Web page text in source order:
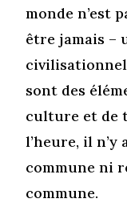
monde n’est
être jamais –
sont des
culture et de
l’heure, il
commune ni
commune.